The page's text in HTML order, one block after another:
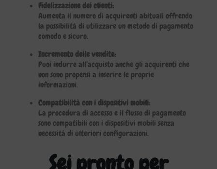
Fidelizzazione dei clienti:
Aumenta il numero di acquirenti abituali offrendo
la possibilità di utilizzare un metodo di pagamento
comodo e sicuro.
Incremento delle vendite:
Puoi indurre all’acquisto anche gli acquirenti che
non sono propensi a inserire le proprie
informazioni.
Compatibilità con i dispositivi mobili:
La procedura di accesso e il flusso di pagamento
sono compatibili con i dispositivi mobili senza
necessità di ulteriori configurazioni.